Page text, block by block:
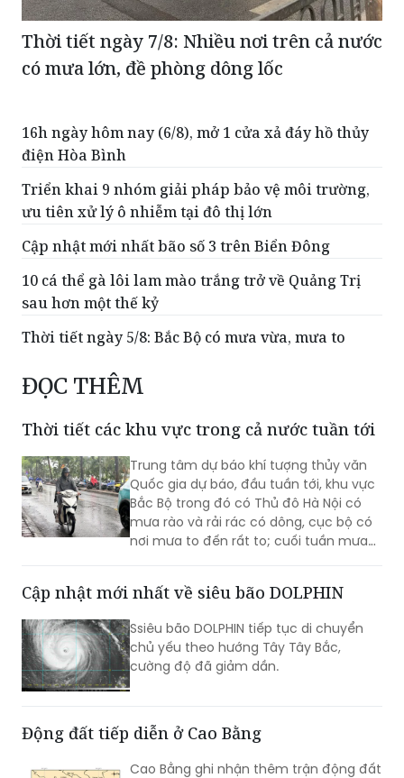
Thời tiết ngày 7/8: Nhiều nơi trên cả nước
có mưa lớn, đề phòng dông lốc
16h ngày hôm nay (6/8), mở 1 cửa xả đáy hồ thủy
điện Hòa Bình
Triển khai 9 nhóm giải pháp bảo vệ môi trường,
ưu tiên xử lý ô nhiễm tại đô thị lớn
Cập nhật mới nhất bão số 3 trên Biển Đông
10 cá thể gà lôi lam mào trắng trở về Quảng Trị
sau hơn một thế kỷ
Thời tiết ngày 5/8: Bắc Bộ có mưa vừa, mưa to
ĐỌC THÊM
Thời tiết các khu vực trong cả nước tuần tới
Trung tâm dự báo khí tượng thủy văn
Quốc gia dự báo, đầu tuần tới, khu vực
Bắc Bộ trong đó có Thủ đô Hà Nội có
mưa rào và rải rác có dông, cục bộ có
nơi mưa to đến rất to; cuối tuần mưa
Cập nhật mới nhất về siêu bão DOLPHIN
Ssiêu bão DOLPHIN tiếp tục di chuyển
chủ yếu theo hướng Tây Tây Bắc,
cường độ đã giảm dần.
Động đất tiếp diễn ở Cao Bằng
Cao Bằng ghi nhận thêm trận động đất